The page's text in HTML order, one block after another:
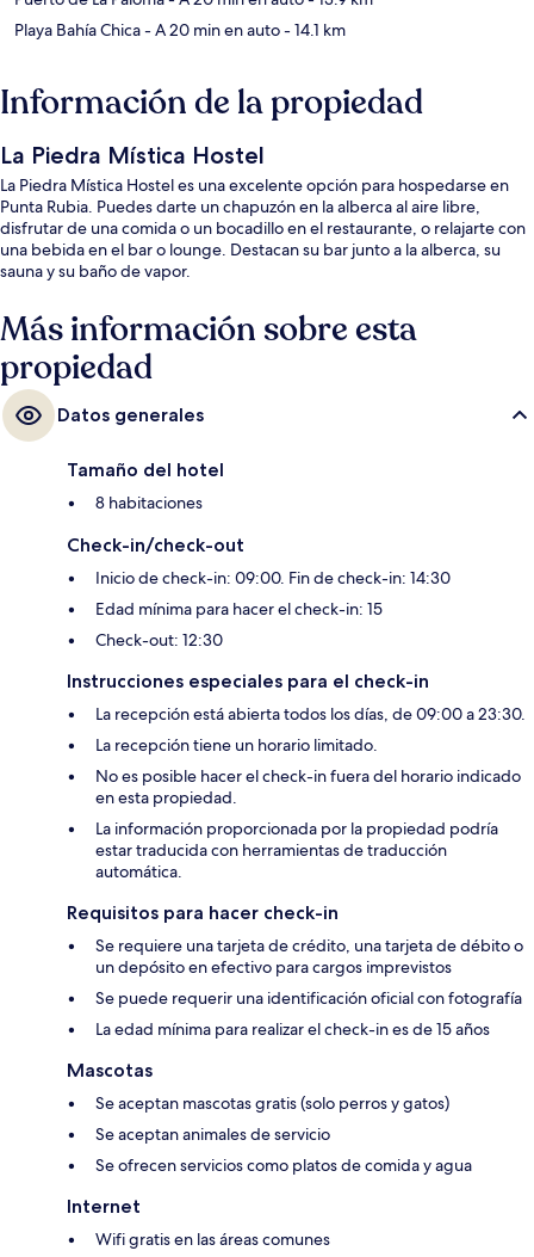
Playa Bahía Chica- A 20 min en auto- 14.1 km
Información de la propiedad
La Piedra Mística Hostel
La Piedra Mística Hostel es una excelente opción para hospedarse en
Punta Rubia. Puedes darte un chapuzón en la alberca al aire libre,
disfrutar de una comida o un bocadillo en el restaurante, o relajarte con
una bebida en el bar o lounge. Destacan su bar junto a la alberca, su
sauna y su baño de vapor.
Más información sobre esta
propiedad
Datos generales
Tamaño del hotel
8 habitaciones
Check-in/check-out
Inicio de check-in: 09:00. Fin de check-in: 14:30
Edad mínima para hacer el check-in: 15
Check-out: 12:30
Instrucciones especiales para el check-in
La recepción está abierta todos los días, de 09:00 a 23:30.
La recepción tiene un horario limitado.
No es posible hacer el check-in fuera del horario indicado
en esta propiedad.
La información proporcionada por la propiedad podría
estar traducida con herramientas de traducción
automática.
Requisitos para hacer check-in
Se requiere una tarjeta de crédito, una tarjeta de débito o
un depósito en efectivo para cargos imprevistos
Se puede requerir una identificación oficial con fotografía
La edad mínima para realizar el check-in es de 15 años
Mascotas
Se aceptan mascotas gratis (solo perros y gatos)
Se aceptan animales de servicio
Se ofrecen servicios como platos de comida y agua
Internet
Wifi gratis en las áreas comunes